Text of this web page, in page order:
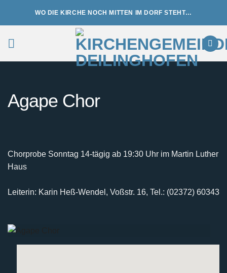
WO DIE KIRCHE NOCH MITTEN IM DORF STEHT…
Agape Chor
Chorprobe Sonntag 14-tägig ab 19:30 Uhr im Martin Luther
Haus
Leiterin: Karin Heß-Wendel, Voßstr. 16, Tel.: (02372) 60343